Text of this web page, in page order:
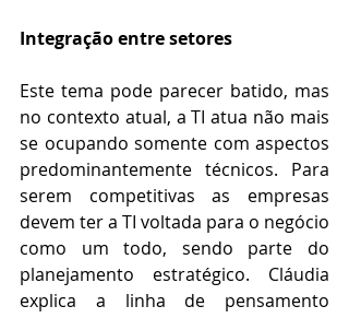
Integração entre setores
Este tema pode parecer batido, mas
no contexto atual, a TI atua não mais
se ocupando somente com aspectos
predominantemente técnicos. Para
serem competitivas as empresas
devem ter a TI voltada para o negócio
como um todo, sendo parte do
planejamento estratégico. Cláudia
explica a linha de pensamento